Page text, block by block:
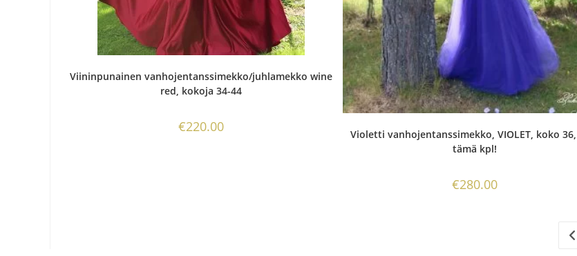
Viininpunainen vanhojentanssimekko/juhlamekko wine
red, kokoja 34-44
€220.00
Violetti vanhojentanssimekko, VIOLET, koko
tämä kpl!
€280.00